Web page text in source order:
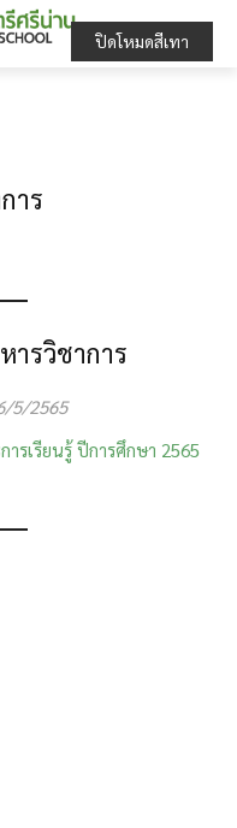
าร
ารวิชาการ
5/2565
ารเรียนรู้ ปีการศึกษา 2565
ปิดโหมดสีเทา